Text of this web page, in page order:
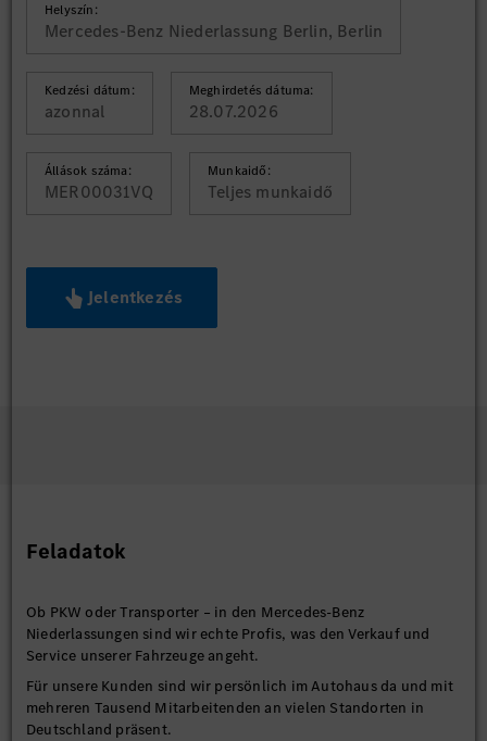
Helyszín:
Mercedes-Benz Niederlassung Berlin, Berlin
Kedzési dátum:
azonnal
Meghirdetés dátuma:
28.07.2026
Állások száma:
MER00031VQ
Munkaidő:
Teljes munkaidő
Jelentkezés
Feladatok
Ob PKW oder Transporter – in den Mercedes-Benz
Niederlassungen sind wir echte Profis, was den Verkauf und
Service unserer Fahrzeuge angeht.
Für unsere Kunden sind wir persönlich im Autohaus da und mit
mehreren Tausend Mitarbeitenden an vielen Standorten in
Deutschland präsent.